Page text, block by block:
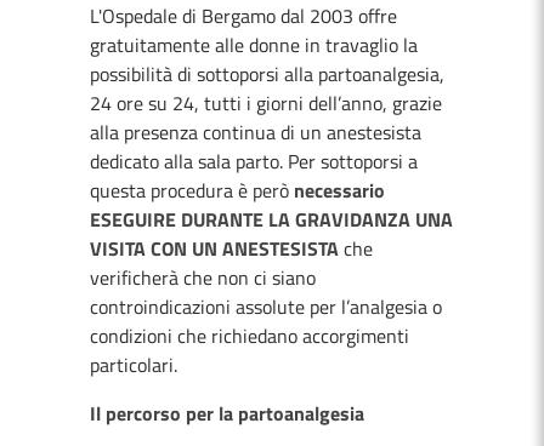
L'Ospedale di Bergamo dal 2003 offre
gratuitamente alle donne in travaglio la
possibilità di sottoporsi alla partoanalgesia,
24 ore su 24, tutti i giorni dell’anno, grazie
alla presenza continua di un anestesista
dedicato alla sala parto. Per sottoporsi a
questa procedura è però necessario
ESEGUIRE DURANTE LA GRAVIDANZA UNA
VISITA CON UN ANESTESISTAche
verificherà che non ci siano
controindicazioni assolute per l’analgesia o
condizioni che richiedano accorgimenti
particolari.
Il percorso per la partoanalgesia